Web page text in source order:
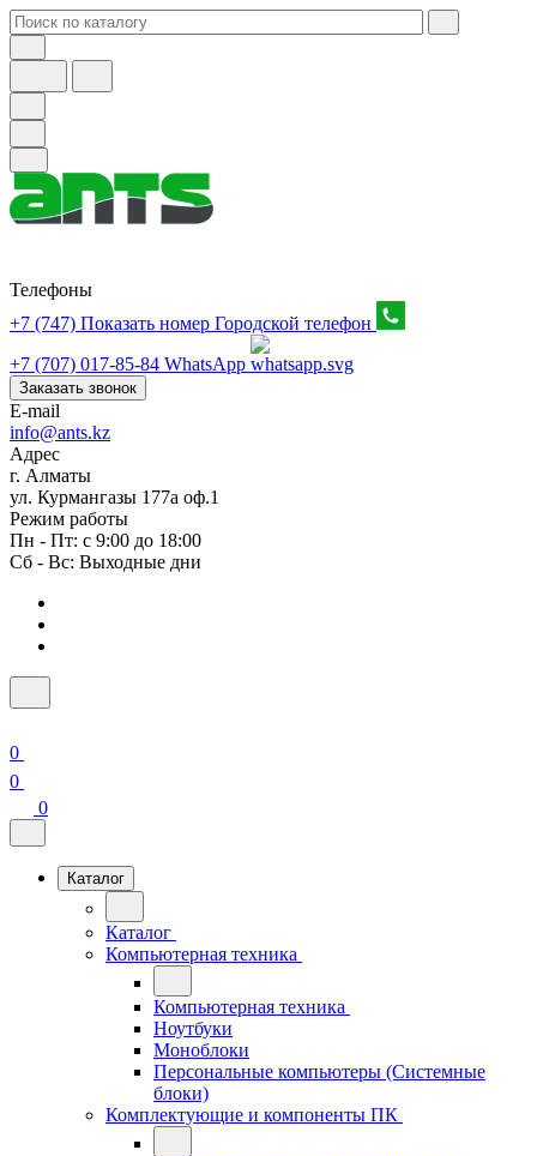
Телефоны
+7 (747) Показать номер Городской телефон
+7 (707) 017-85-84 WhatsApp
Заказать звонок
E-mail
info@ants.kz
Адрес
г. Алматы
ул. Курмангазы 177а оф.1
Режим работы
Пн - Пт: с 9:00 до 18:00
Сб - Вс: Выходные дни
0
0
0
Каталог
Каталог
Компьютерная техника
Компьютерная техника
Ноутбуки
Моноблоки
Персональные компьютеры (Системные
блоки)
Комплектующие и компоненты ПК